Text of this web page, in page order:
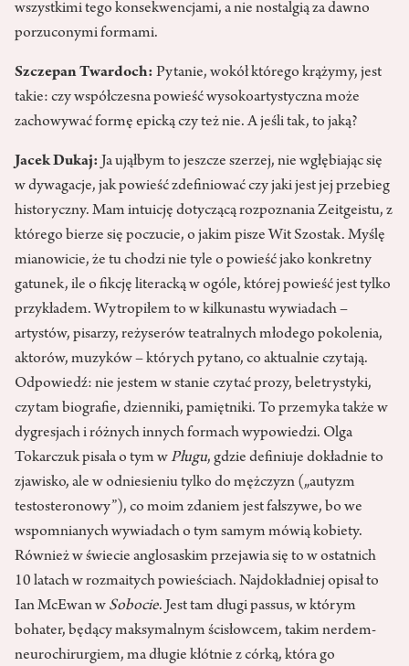
wszystkimi tego konsekwencjami, a nie nostalgią za dawno
porzuconymi formami.
Szczepan Twardoch: Pytanie, wokół którego krążymy, jest
takie: czy współczesna powieść wysokoartystyczna może
zachowywać formę epicką czy też nie. A jeśli tak, to jaką?
Jacek Dukaj: Ja ująłbym to jeszcze szerzej, nie wgłębiając się
w dywagacje, jak powieść zdefiniować czy jaki jest jej przebieg
historyczny. Mam intuicję dotyczącą rozpoznania Zeitgeistu, z
którego bierze się poczucie, o jakim pisze Wit Szostak. Myślę
mianowicie, że tu chodzi nie tyle o powieść jako konkretny
gatunek, ile o fikcję literacką w ogóle, której powieść jest tylko
przykładem. Wytropiłem to w kilkunastu wywiadach –
artystów, pisarzy, reżyserów teatralnych młodego pokolenia,
aktorów, muzyków – których pytano, co aktualnie czytają.
Odpowiedź: nie jestem w stanie czytać prozy, beletrystyki,
czytam biografie, dzienniki, pamiętniki. To przemyka także w
dygresjach i różnych innych formach wypowiedzi. Olga
Tokarczuk pisała o tym wPługu, gdzie definiuje dokładnie to
zjawisko, ale w odniesieniu tylko do mężczyzn („autyzm
testosteronowy”), co moim zdaniem jest fałszywe, bo we
wspomnianych wywiadach o tym samym mówią kobiety.
Również w świecie anglosaskim przejawia się to w ostatnich
10 latach w rozmaitych powieściach. Najdokładniej opisał to
Ian McEwan w Sobocie. Jest tam długi passus, w którym
bohater, będący maksymalnym ścisłowcem, takim nerdem-
neurochirurgiem, ma długie kłótnie z córką, która go